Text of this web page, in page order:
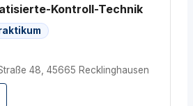
Kontroll-Technik
48, 45665 Recklinghausen